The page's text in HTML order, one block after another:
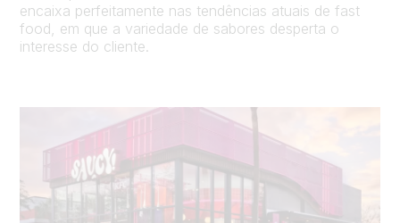
encaixa perfeitamente nas tendências atuais de fast
food, em que a variedade de sabores desperta o
interesse do cliente.